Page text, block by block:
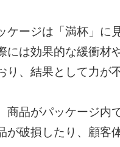
ケージは「満杯」に
には効果的な緩衝材
り、結果として力が
商品がパッケージ内
が破損したり、顧客